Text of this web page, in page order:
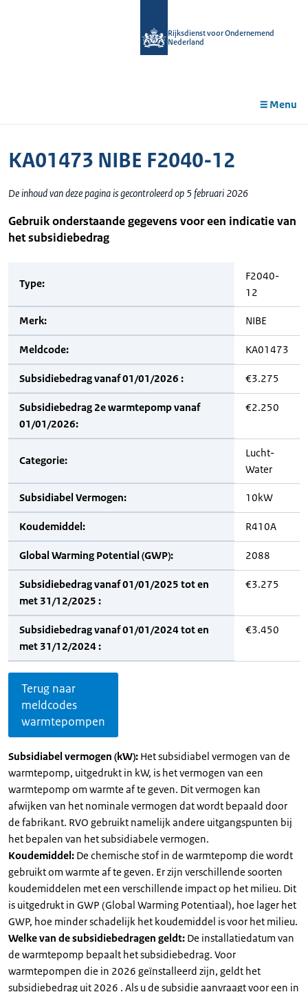
Rijksdienst voor Ondernemend
Nederland
Menu
KA01473 NIBE F2040-12
De inhoud van deze pagina is gecontroleerd op 5 februari 2026
Gebruik onderstaande gegevens voor een indicatie van
het subsidiebedrag
Type:
F2040-
12
Merk: NIBE
Meldcode: KA01473
Subsidiebedrag vanaf 01/01/2026 : €3.275
Subsidiebedrag 2e warmtepomp vanaf
01/01/2026:
€2.250
Categorie:
Lucht-
Water
Subsidiabel Vermogen: 10kW
Koudemiddel: R410A
Global Warming Potential (GWP): 2088
Subsidiebedrag vanaf 01/01/2025 tot en
met 31/12/2025 :
€3.275
Subsidiebedrag vanaf 01/01/2024 tot en
met 31/12/2024 :
€3.450
Terug naar
meldcodes
warmtepompen
Subsidiabel vermogen (kW): Het subsidiabel vermogen van de
warmtepomp, uitgedrukt in kW, is het vermogen van een
warmtepomp om warmte af te geven. Dit vermogen kan
afwijken van het nominale vermogen dat wordt bepaald door
de fabrikant. RVO gebruikt namelijk andere uitgangspunten bij
het bepalen van het subsidiabele vermogen.
Koudemiddel: De chemische stof in de warmtepomp die wordt
gebruikt om warmte af te geven. Er zijn verschillende soorten
koudemiddelen met een verschillende impact op het milieu. Dit
is uitgedrukt in GWP (Global Warming Potentiaal), hoe lager het
GWP, hoe minder schadelijk het koudemiddel is voor het milieu.
Welke van de subsidiebedragen geldt: De installatiedatum van
de warmtepomp bepaalt het subsidiebedrag. Voor
warmtepompen die in 2026 geïnstalleerd zijn, geldt het
subsidiebedrag uit 2026 . Als u de subsidie aanvraagt voor een in